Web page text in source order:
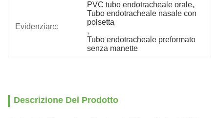
Evidenziare:
PVC tubo endotracheale orale,
Tubo endotracheale nasale con
polsetta
,
Tubo endotracheale preformato
senza manette
Descrizione Del Prodotto